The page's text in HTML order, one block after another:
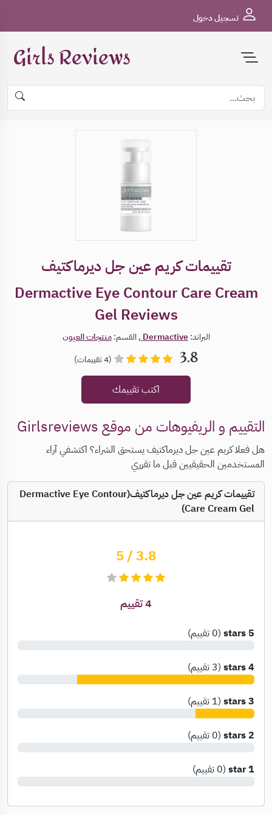
تسجيل دخول
Girls Reviews
تقييمات كريم عين جل ديرماكتيف
Dermactive Eye Contour Care Cream
Gel Reviews
البراند:Dermactive , القسم:منتجات العيون
3.8 (4 تقييمات)
اكتب تقييمك
التقييم و الريفيوهات من موقع Girlsreviews
هل فعلا كريم عين جل ديرماكتيف يستحق الشراء؟ اكتشفي آراء
المستخدمين الحقيقيين قبل ما تقرري
تقييمات كريم عين جل ديرماكتيف(Dermactive Eye Contour
Care Cream Gel)
3.8
/ 5
4تقييم
5 stars
(
0 تقييم)
4 stars
(
3 تقييم)
3 stars
(
1 تقييم)
2 stars
(
0 تقييم)
1 star
(
0 تقييم)